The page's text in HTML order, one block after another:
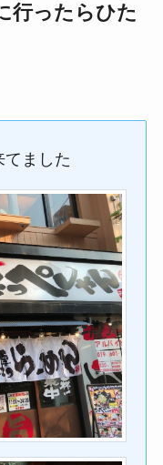
行ったらひた
ました